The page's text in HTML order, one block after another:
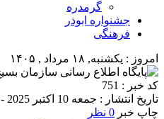
گرمدره
جشنواره ابوذر
فرهنگی
امروز : یکشنبه, ۱۸ مرداد , ۱۴۰۵
کد خبر : 751
تاریخ انتشار : جمعه 10 اکتبر 2025 - 10:19
چاپ خبر 0 نظر